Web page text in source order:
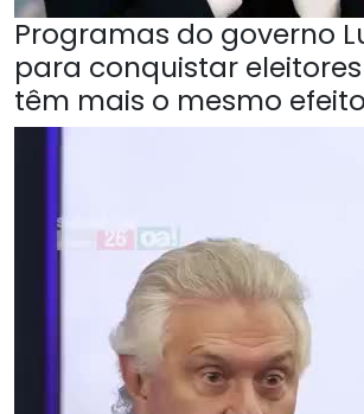
Programas do governo
para conquistar
têm mais o mesmo efeito